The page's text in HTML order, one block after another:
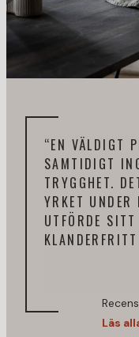
“EN VÄLDIGT
SAMTIDIGT
TRYGGHET.
YRKET UNDER
UTFÖRDE
Läs